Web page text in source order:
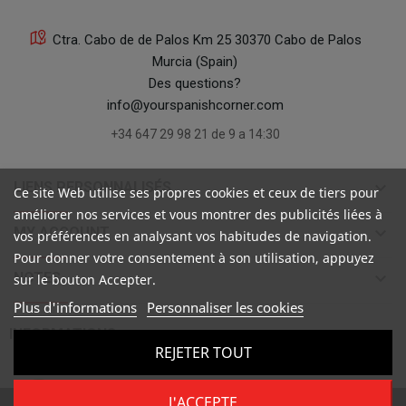
Ctra. Cabo de de Palos Km 25 30370 Cabo de Palos
Murcia (Spain)
Des questions?
info@yourspanishcorner.com
+34 647 29 98 21 de 9 a 14:30
LIENS PERSONNALISÉS keyboard_arrow_down
MY ACCOUNT keyboard_arrow_down
NOTES
INFORMATIONS 
Ce site Web utilise ses propres cookies et ceux de tiers pour
améliorer nos services et vous montrer des publicités liées à
vos préférences en analysant vos habitudes de navigation.
Pour donner votre consentement à son utilisation, appuyez
sur le bouton Accepter.
Plus d'informations Personnaliser les cookies
REJETER TOUT